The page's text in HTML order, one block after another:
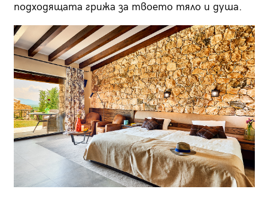
подходящата грижа за твоето тяло и душа.